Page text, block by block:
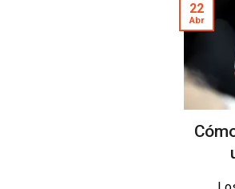
22
Abr